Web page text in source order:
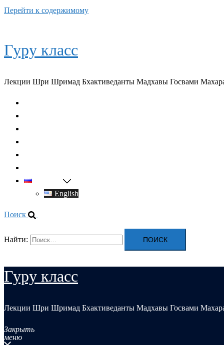
Перейти к содержимому
Гуру класс
Лекции Шри Шримад Бхактиведанты Мадхавы Госвами
English
Поиск
Найти:
Гуру класс
Лекции Шри Шримад Бхактиведанты Мадхавы Госвами
Закрыть
меню